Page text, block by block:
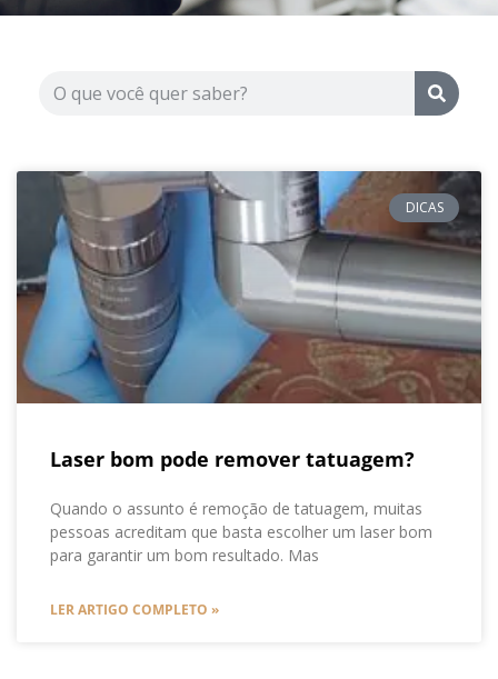
DICAS
Laser bom pode remover tatuagem?
Quando o assunto é remoção de tatuagem, muitas
pessoas acreditam que basta escolher um laser bom
para garantir um bom resultado. Mas
LER ARTIGO COMPLETO »